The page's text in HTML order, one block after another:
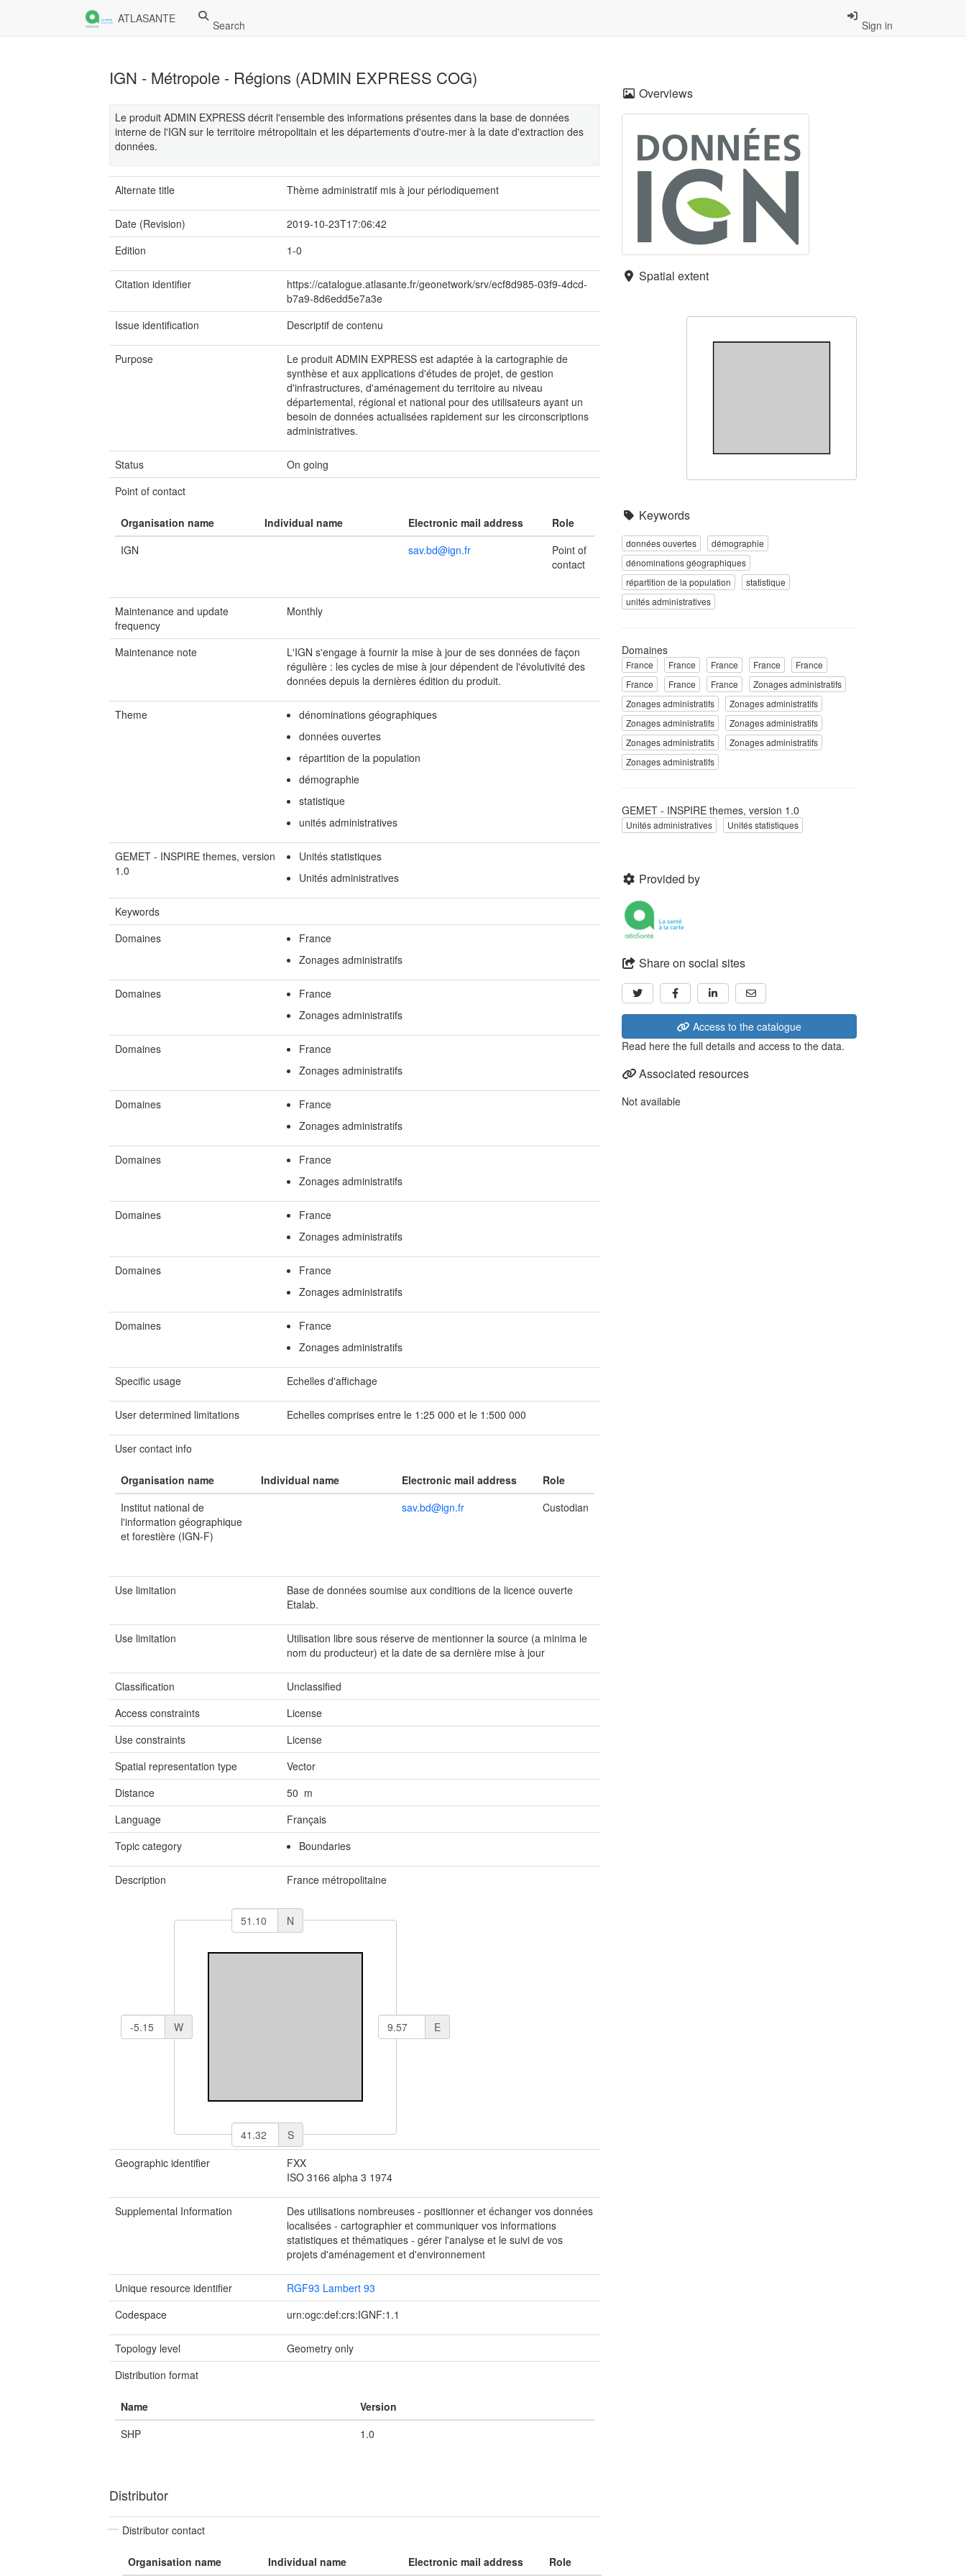
ATLASANTE Search Sign in
IGN - Métropole - Régions (ADMIN EXPRESS COG)
Le produit ADMIN EXPRESS décrit l'ensemble des informations présentes dans la base de données
interne de l'IGN sur le territoire métropolitain et les départements d'outre-mer à la date d'extraction des
données.
Alternate title Thème administratif mis à jour périodiquement
Date (Revision)
2019-10-23T17:06:42
Edition
1-0
Citation identifier
https://catalogue.atlasante.fr/geonetwork/srv/ecf8d985-03f9-4dcd-
b7a9-8d6edd5e7a3e
Issue identification
Descriptif de contenu
Purpose
Le produit ADMIN EXPRESS est adaptée à la cartographie de
synthèse et aux applications d'études de projet, de gestion
d'infrastructures, d'aménagement du territoire au niveau
départemental, régional et national pour des utilisateurs ayant un
besoin de données actualisées rapidement sur les circonscriptions
administratives.
Status
On going
Point of contact
Organisation name Individual name Electronic mail address
Role
IGN
sav.bd@ign.fr
Point of
contact
Maintenance and update
frequency
Monthly
Maintenance note
L'IGN s'engage à fournir la mise à jour de ses données de façon
régulière : les cycles de mise à jour dépendent de l'évolutivité des
données depuis la dernières édition du produit.
Theme
dénominations géographiques
données ouvertes
répartition de la population
démographie
statistique
unités administratives
GEMET - INSPIRE themes, version
1.0
Unités statistiques
Unités administratives
Keywords
Domaines
France
Zonages administratifs
Domaines
France
Zonages administratifs
Domaines
France
Zonages administratifs
Domaines
France
Zonages administratifs
Domaines
France
Zonages administratifs
Domaines
France
Zonages administratifs
Domaines
France
Zonages administratifs
Domaines
France
Zonages administratifs
Specific usage Echelles d'affichage
User determined limitations Echelles comprises entre le 1:25 000 et le 1:500 000
User contact info
Organisation name Individual name Electronic mail address
Role
Institut national de
l'information géographique
et forestière (IGN-F)
sav.bd@ign.fr Custodian
Use limitation
Base de données soumise aux conditions de la licence ouverte
Etalab.
Use limitation
Utilisation libre sous réserve de mentionner la source (a minima le
nom du producteur) et la date de sa dernière mise à jour
Classification
Unclassified
Access constraints
License
Use constraints
License
Spatial representation type
Vector
Distance
50 m
Language
Français
Topic category
Boundaries
Description France métropolitaine
N
S
E
W
Geographic identifier
FXX
ISO 3166 alpha 3 1974
Supplemental Information
Des utilisations nombreuses - positionner et échanger vos données
localisées - cartographier et communiquer vos informations
statistiques et thématiques - gérer l'analyse et le suivi de vos
projets d'aménagement et d'environnement
Unique resource identifier
RGF93 Lambert 93
Codespace
urn:ogc:def:crs:IGNF:1.1
Topology level
Geometry only
Distribution format
Name
Version
SHP
1.0
Distributor
Distributor contact
Organisation name Individual name Electronic mail address Role
Overviews
Spatial extent
Keywords
données ouvertes
démographie
dénominations géographiques
répartition de la population
statistique
unités administratives
Domaines
France France France France
France
France
France France
Zonages administratifs
Zonages administratifs
Zonages administratifs
Zonages administratifs
Zonages administratifs
Zonages administratifs
Zonages administratifs
Zonages administratifs
GEMET - INSPIRE themes, version 1.0
Unités administratives Unités statistiques
Provided by
Share on social sites
Access to the catalogue
Read here the full details and access to the data.
Associated resources
Not available